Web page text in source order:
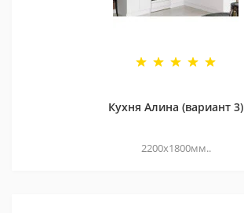
Кухня Алина (вариант 3)
2200х1800мм..